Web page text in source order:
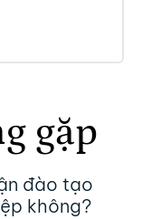
gặp
đào tạo
không?